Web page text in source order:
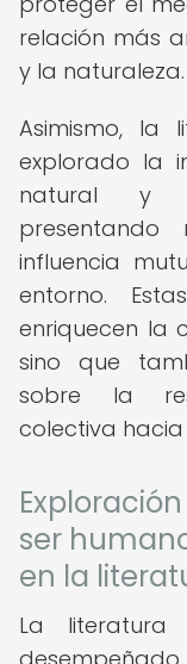
relación más
y la naturaleza.
Asimismo, la
explorado la
natural y
influencia
entorno.
enriquecen la
sino que
sobre la
colectiva
ser
en la
La literatura